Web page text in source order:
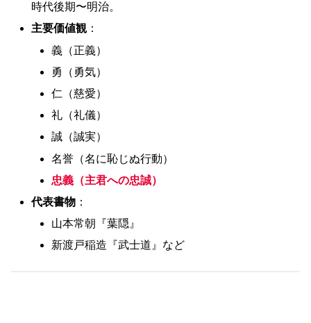
時代後期〜明治。
主要価値観：
義（正義）
勇（勇気）
仁（慈愛）
礼（礼儀）
誠（誠実）
名誉（名に恥じぬ行動）
忠義（主君への忠誠）
代表書物 ：
山本常朝『葉隠』
新渡戸稲造『武士道』など